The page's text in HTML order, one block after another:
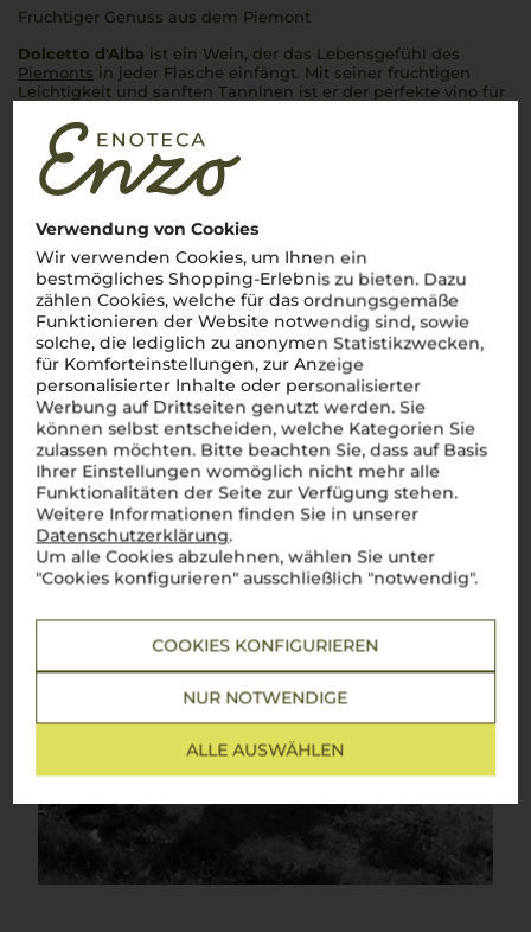
Verwendung von Cookies
Wir verwenden Cookies, um Ihnen ein
bestmögliches Shopping-Erlebnis zu bieten. Dazu
zählen Cookies, welche für das ordnungsgemäße
Funktionieren der Website notwendig sind, sowie
solche, die lediglich zu anonymen Statistikzwecken,
für Komforteinstellungen, zur Anzeige
personalisierter Inhalte oder personalisierter
Werbung auf Drittseiten genutzt werden. Sie
können selbst entscheiden, welche Kategorien Sie
zulassen möchten. Bitte beachten Sie, dass auf Basis
Ihrer Einstellungen womöglich nicht mehr alle
Funktionalitäten der Seite zur Verfügung stehen.
Weitere Informationen finden Sie in unserer
Datenschutzerklärung.
Um alle Cookies abzulehnen, wählen Sie unter
"Cookies konfigurieren" ausschließlich "notwendig".
COOKIES KONFIGURIEREN
NUR NOTWENDIGE
ALLE AUSWÄHLEN
Fruchtiger Genuss aus dem Piemont
Dolcetto d'Alba ist ein Wein, der das Lebensgefühl des
Piemonts in jeder Flasche einfängt. Mit seiner fruchtigen
Leichtigkeit und sanften Tanninen ist er der perfekte vino für
traditionellsten Rebsorten der Region, bringt einen Wein
hervor, der sofort trinkreif ist und sich nicht verstecken muss.
Anders als die kraftvollen Barolo oder Barbaresco, präsentiert
sich derDolcetto d'Albaunkompliziert, mit Noten von
Ob zu einerPasta al Pomodoro
dieser Wein passt
Mehr Weine aus Dolcetto d’Alba DOC